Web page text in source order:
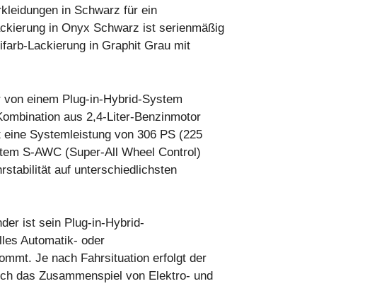
in Schwarz für ein
in Onyx Schwarz ist serienmäßig
Lackierung in Graphit Grau mit
einem Plug-in-Hybrid-System
aus 2,4-Liter-Benzinmotor
Systemleistung von 306 PS (225
S-AWC (Super-All Wheel Control)
auf unterschiedlichsten
ist sein Plug-in-Hybrid-
Automatik- oder
Je nach Fahrsituation erfolgt der
das Zusammenspiel von Elektro- und